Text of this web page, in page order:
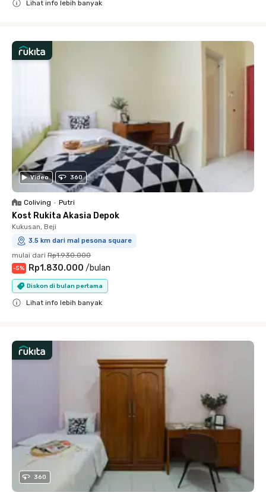
Lihat info lebih banyak
Video 360
Coliving • Putri
Kost Rukita Akasia Depok
Kukusan, Beji
3.5 km dari mal pesona square
mulai dari Rp1.930.000
-5% Rp1.830.000 /bulan
Diskon di bulan pertama
Lihat info lebih banyak
360